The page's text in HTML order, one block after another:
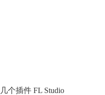
个插件 FL Studio